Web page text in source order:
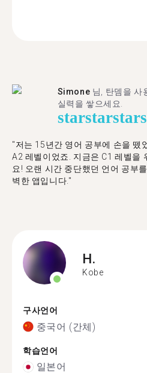
Simone 님, 탄뎀을 사
실력을 쌓으세요.
starstarstar
"저는 15년간 영어 공부에 손을 뗐
A2 레벨이었죠. 지금은 C1 레벨을
요! 오랜 시간 중단했던 언어 공부
벽한 앱입니다."
H.
Kobe
구사언어
중국어 (간체)
학습언어
일본어